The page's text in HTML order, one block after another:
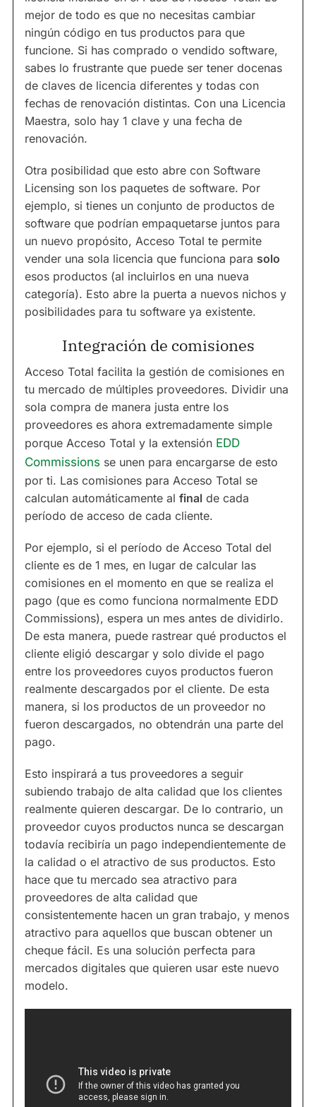
mejor de todo es que no necesitas cambiar
ningún código en tus productos para que
funcione. Si has comprado o vendido software,
sabes lo frustrante que puede ser tener docenas
de claves de licencia diferentes y todas con
fechas de renovación distintas. Con una Licencia
Maestra, solo hay 1 clave y una fecha de
renovación.
Otra posibilidad que esto abre con Software
Licensing son los paquetes de software. Por
ejemplo, si tienes un conjunto de productos de
software que podrían empaquetarse juntos para
un nuevo propósito, Acceso Total te permite
vender una sola licencia que funciona para solo
esos productos (al incluirlos en una nueva
categoría). Esto abre la puerta a nuevos nichos y
posibilidades para tu software ya existente.
Integración de comisiones
Acceso Total facilita la gestión de comisiones en
tu mercado de múltiples proveedores. Dividir una
sola compra de manera justa entre los
proveedores es ahora extremadamente simple
porque Acceso Total y la extensión EDD
Commissions se unen para encargarse de esto
por ti. Las comisiones para Acceso Total se
calculan automáticamente al final de cada
período de acceso de cada cliente.
Por ejemplo, si el período de Acceso Total del
cliente es de 1 mes, en lugar de calcular las
comisiones en el momento en que se realiza el
pago (que es como funciona normalmente EDD
Commissions), espera un mes antes de dividirlo.
De esta manera, puede rastrear qué productos el
cliente eligió descargar y solo divide el pago
entre los proveedores cuyos productos fueron
realmente descargados por el cliente. De esta
manera, si los productos de un proveedor no
fueron descargados, no obtendrán una parte del
pago.
Esto inspirará a tus proveedores a seguir
subiendo trabajo de alta calidad que los clientes
realmente quieren descargar. De lo contrario, un
proveedor cuyos productos nunca se descargan
todavía recibiría un pago independientemente de
la calidad o el atractivo de sus productos. Esto
hace que tu mercado sea atractivo para
proveedores de alta calidad que
consistentemente hacen un gran trabajo, y menos
atractivo para aquellos que buscan obtener un
cheque fácil. Es una solución perfecta para
mercados digitales que quieren usar este nuevo
modelo.